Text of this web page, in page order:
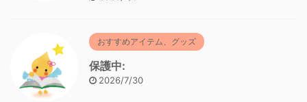
おすすめアイテム、グッズ
保護中:
2026/7/30